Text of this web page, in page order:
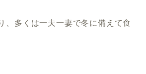
、多くは一夫一妻で冬に備えて食